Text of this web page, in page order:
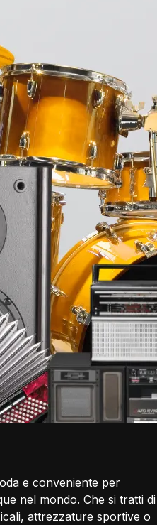
e conveniente per
nel mondo. Che si tratti di
attrezzature sportive o